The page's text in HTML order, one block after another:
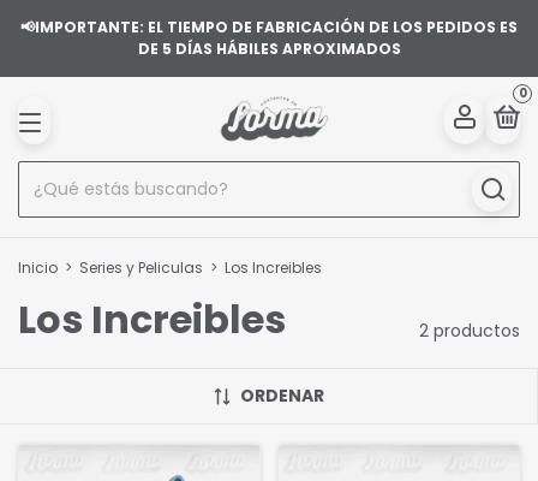
📢IMPORTANTE: EL TIEMPO DE FABRICACIÓN DE LOS PEDIDOS ES
DE 5 DÍAS HÁBILES APROXIMADOS
0
Inicio > Series y Peliculas > Los Increibles
Los Increibles 2 productos
ORDENAR